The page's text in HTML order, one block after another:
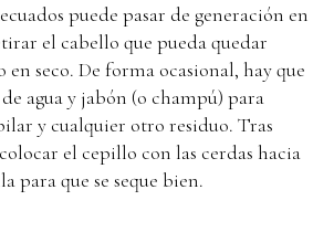
puede pasar de generación en
el cabello que pueda quedar
seco. De forma ocasional, hay que
agua y jabón (o champú) para
y cualquier otro residuo. Tras
el cepillo con las cerdas hacia
para que se seque bien.